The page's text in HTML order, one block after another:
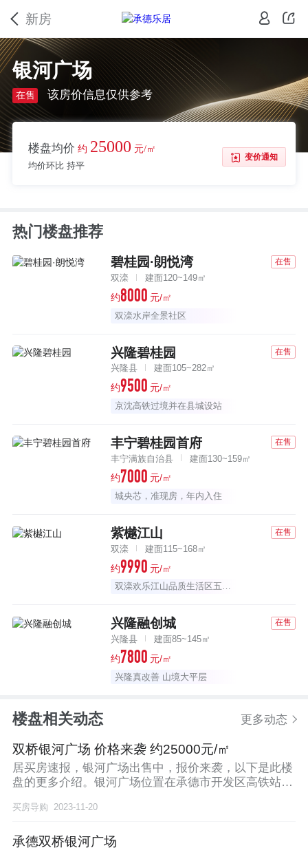
新房
银河广场
在售 该房价信息仅供参考
楼盘均价 约 25000 元/㎡
均价环比 持平
变价通知
热门楼盘推荐
碧桂园·朗悦湾 在售
双滦 建面120~149㎡
约8000 元/㎡
双滦水岸全景社区
兴隆碧桂园 在售
兴隆县 建面105~282㎡
约9500 元/㎡
京沈高铁过境并在县城设站
丰宁碧桂园首府 在售
丰宁满族自治县 建面130~159㎡
约7000 元/㎡
城央芯，准现房，年内入住
紫樾江山 在售
双滦 建面115~168㎡
约9990 元/㎡
双滦欢乐江山品质生活区五期新品
兴隆融创城 在售
兴隆县 建面85~145㎡
约7800 元/㎡
兴隆真改善 山境大平层
楼盘相关动态 更多动态
双桥银河广场 价格来袭 约25000元/㎡
居买房速报，银河广场出售中，报价来袭，以下是此楼
盘的更多介绍。银河广场位置在承德市开发区高铁站东
买房导购 2023-11-20
承德双桥银河广场